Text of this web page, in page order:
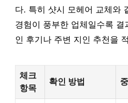
다. 특히 샷시 모헤어 교체와
경험이 풍부한 업체일수록
인 후기나 주변 지인 추천을
체크
항목
확인 방법